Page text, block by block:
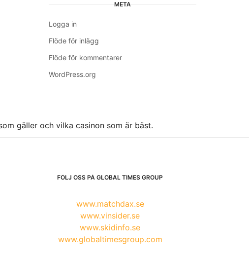
META
Logga in
Flöde för inlägg
Flöde för kommentarer
WordPress.org
gäller och vilka casinon som är bäst.
FÖLJ OSS PÅ GLOBAL TIMES GROUP
www.matchdax.se
www.vinsider.se
www.skidinfo.se
www.globaltimesgroup.com